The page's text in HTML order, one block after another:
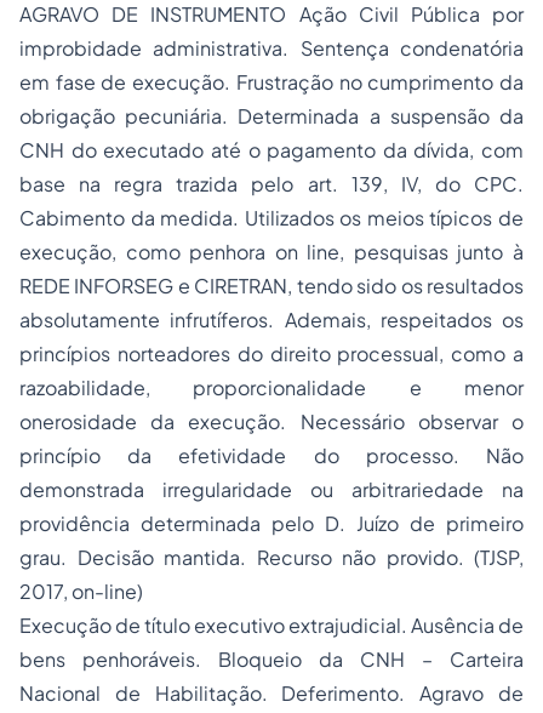
AGRAVO DE INSTRUMENTO Ação Civil Pública por
improbidade administrativa. Sentença condenatória
em fase de execução. Frustração no cumprimento da
obrigação pecuniária. Determinada a suspensão da
CNH do executado até o pagamento da dívida, com
base na regra trazida pelo art. 139, IV, do CPC.
Cabimento da medida. Utilizados os meios típicos de
execução, como penhora on line, pesquisas junto à
REDE INFORSEG e CIRETRAN, tendo sido os resultados
absolutamente infrutíferos. Ademais, respeitados os
princípios norteadores do direito processual, como a
razoabilidade, proporcionalidade e menor
onerosidade da execução. Necessário observar o
princípio da efetividade do processo. Não
demonstrada irregularidade ou arbitrariedade na
providência determinada pelo D. Juízo de primeiro
grau. Decisão mantida. Recurso não provido. (TJSP,
2017, on-line)
Execução de título executivo extrajudicial. Ausência de
bens penhoráveis. Bloqueio da CNH – Carteira
Nacional de Habilitação. Deferimento. Agravo de